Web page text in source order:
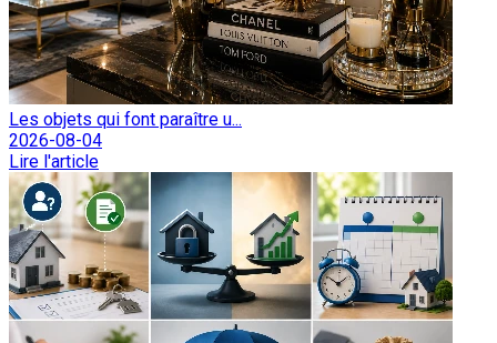
Les objets qui font paraître u...
2026-08-04
Lire l'article